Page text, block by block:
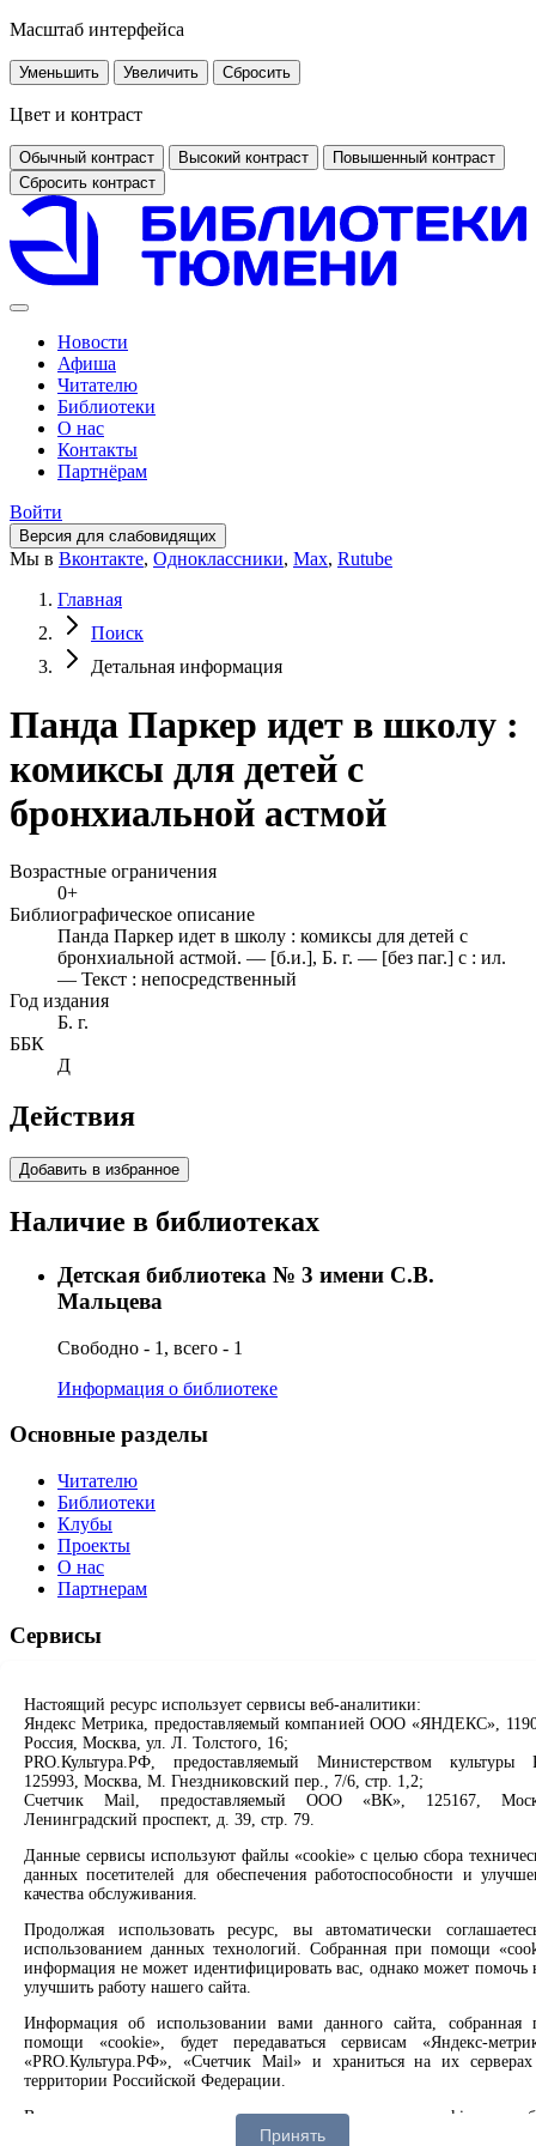
Масштаб интерфейса
Уменьшить Увеличить Сбросить
Цвет и контраст
Обычный контраст Высокий контраст
Повышенный контраст
Сбросить контраст
Новости
Афиша
Читателю
Библиотеки
О нас
Контакты
Партнёрам
Войти
Версия для слабовидящих
Мы в Вконтакте, Одноклассники, Max, Rutube
Главная
Поиск
Детальная информация
Панда Паркер идет в школу :
комиксы для детей с
бронхиальной астмой
Возрастные ограничения
0+
Библиографическое описание
Панда Паркер идет в школу : комиксы для детей с
бронхиальной астмой. — [б.и.], Б. г. — [без паг.] с : ил.
— Текст : непосредственный
Год издания
Б. г.
ББК
Д
Действия
Добавить в избранное
Наличие в библиотеках
Детская библиотека № 3 имени С.В.
Мальцева
Свободно - 1, всего - 1
Информация о библиотеке
Основные разделы
Читателю
Библиотеки
Клубы
Проекты
О нас
Партнерам
Сервисы
Спроси библиотекаря
Спроси краеведа
Оцените качество услуг
Направить обращение директору
Соцсети
Вконтакте
Одноклассники
Max
Rutube
Заметили опечатку? Выделите текст с ошибкой и нажмите
клавиши Ctrl+Enter или ссылку ниже
Сообщить об ошибке
2008 –2026© Централизованная городская библиотечная
система, 6+
Настоящий ресурс использует сервисы веб-аналитики:
Яндекс Метрика, предоставляемый компанией ООО «ЯНДЕКС»,
Россия, Москва, ул. Л. Толстого, 16;
PRO.Культура.РФ, предоставляемый Министерством культуры
125993, Москва, М. Гнездниковский пер., 7/6, стр. 1,2;
Счетчик Mail, предоставляемый ООО «ВК», 125167,
Ленинградский проспект, д. 39, стр. 79.
Данные сервисы используют файлы «cookie» с целью сбора
данных посетителей для обеспечения работоспособности и
качества обслуживания.
Продолжая использовать ресурс, вы автоматически
использованием данных технологий. Собранная при помощи
информация не может идентифицировать вас, однако может помочь
улучшить работу нашего сайта.
Информация об использовании вами данного сайта, собранная
помощи «cookie», будет передаваться сервисам «Яндекс-
«PRO.Культура.РФ», «Счетчик Mail» и храниться на их
территории Российской Федерации.
Вы можете отказаться от использования «cookie»,
соответствующие настройки в браузере.
Принять